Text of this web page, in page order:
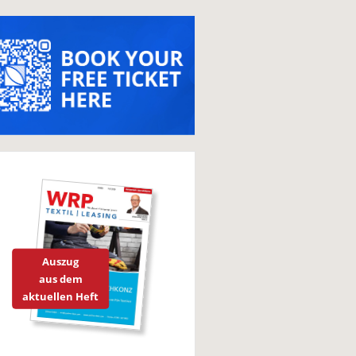
Auszug
aus dem
aktuellen Heft